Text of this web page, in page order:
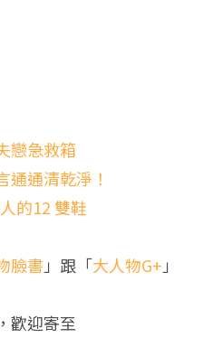
戀急救箱
通通清乾淨！
的12 雙鞋
臉書」跟「大人物G+ 」
歡迎寄至